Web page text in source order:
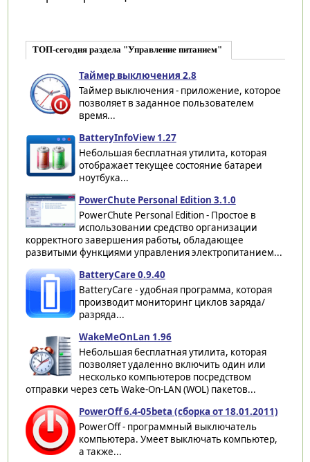
ТОП-сегодня раздела "Управление питанием"
Таймер выключения 2.8
Таймер выключения - приложение, которое
позволяет в заданное пользователем
время...
BatteryInfoView 1.27
Небольшая бесплатная утилита, которая
отображает текущее состояние батареи
ноутбука...
PowerChute Personal Edition 3.1.0
PowerChute Personal Edition - Простое в
использовании средство организации
корректного завершения работы, обладающее
развитыми функциями управления электропитанием...
BatteryCare 0.9.40
BatteryCare - удобная программа, которая
производит мониторинг циклов заряда/
разряда...
WakeMeOnLan 1.96
Небольшая бесплатная утилита, которая
позволяет удаленно включить один или
несколько компьютеров посредством
отправки через сеть Wake-On-LAN (WOL) пакетов...
PowerOff 6.4-05beta (сборка от 18.01.2011)
PowerOff - программный выключатель
компьютера. Умеет выключать компьютер,
а также...